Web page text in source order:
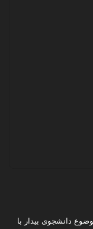
دانشجوی بیدار با